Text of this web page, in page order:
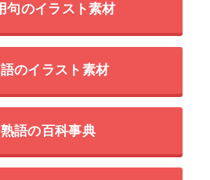
句のイラスト素材
のイラスト素材
語の百科事典